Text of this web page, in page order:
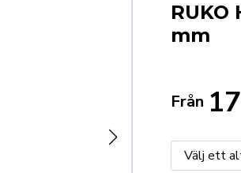
RUKO
mm
Från